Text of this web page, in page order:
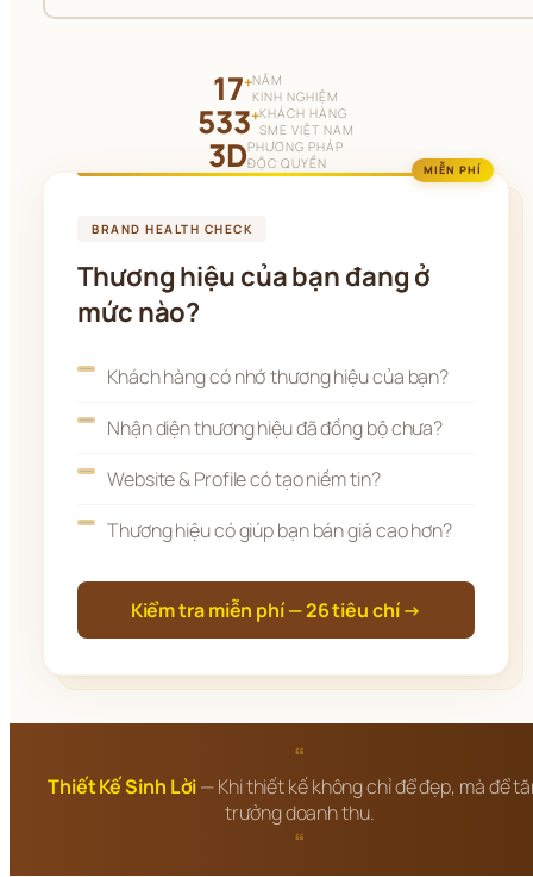
17+NĂM
KINH NGHIỆM
533+KHÁCH HÀNG
SME VIỆT NAM
3DPHƯƠNG PHÁP
ĐỘC QUYỀN
MIỄN PHÍ
BRAND HEALTH CHECK
Thương hiệu của bạn đang ở
mức nào?
Khách hàng có nhớ thương hiệu của bạn?
Nhận diện thương hiệu đã đồng bộ chưa?
Website & Profile có tạo niềm tin?
Thương hiệu có giúp bạn bán giá cao hơn?
Kiểm tra miễn phí — 26 tiêu chí →
“
Thiết Kế Sinh Lời— Khi thiết kế không chỉ để đẹp, mà để
trưởng doanh thu.
“